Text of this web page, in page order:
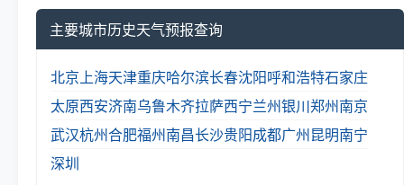
主要城市历史天气预报查询
北京 上海天津重庆哈尔滨长春沈阳呼和浩特石家庄
太原西安济南乌鲁木齐拉萨西宁兰州银川郑州南京
武汉杭州合肥福州南昌长沙贵阳成都广州昆明南宁
深圳